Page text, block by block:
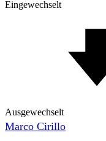
Eingewechselt
Ausgewechselt
Marco Cirillo